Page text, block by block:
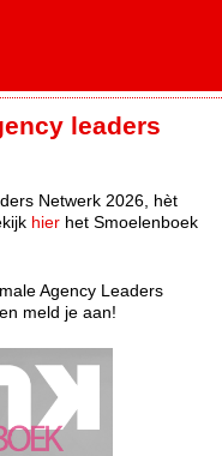
leaders
Netwerk 2026, hèt
hier het Smoelenboek
Agency Leaders
meld je aan!